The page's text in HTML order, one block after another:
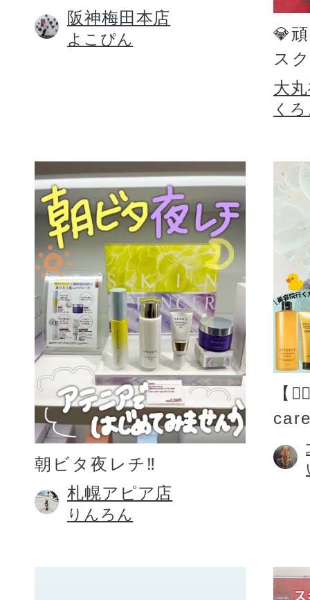
阪神梅田本店
よこぴん
💎
ス
大
く
朝ビタ夜レチ‼️
札幌アピア店
りんろん
【